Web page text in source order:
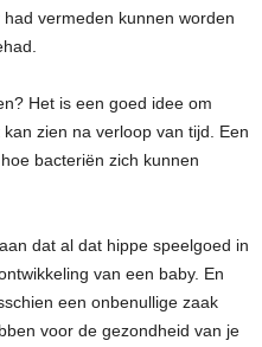
vermeden kunnen worden
Het is een goed idee om
zien na verloop van tijd. Een
bacteriën zich kunnen
dat al dat hippe speelgoed in
van een baby. En
een onbenullige zaak
voor de gezondheid van je